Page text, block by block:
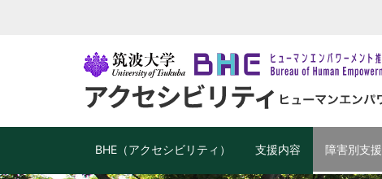
BHE（アクセシビリティ） 支援内容 障害別支援